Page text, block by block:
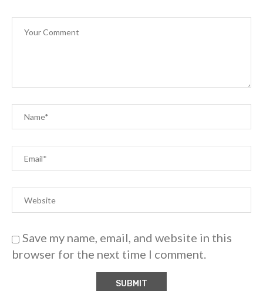
Save my name, email, and website in this
browser for the next time I comment.